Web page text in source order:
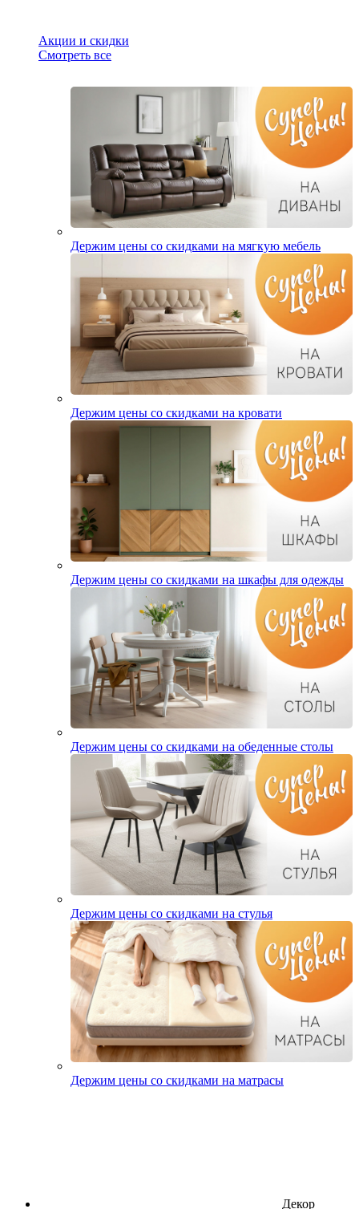
Акции и скидки
Смотреть все
Держим цены со скидками на мягкую мебель
Держим цены со скидками на кровати
Держим цены со скидками на шкафы для одежды
Держим цены со скидками на обеденные столы
Держим цены со скидками на стулья
Держим цены со скидками на матрасы
Декор